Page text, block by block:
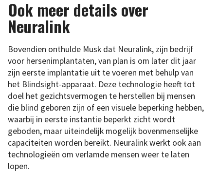
Ook meer details over
Neuralink
Bovendien onthulde Musk dat Neuralink, zijn bedrijf
voor hersenimplantaten, van plan is om later dit jaar
zijn eerste implantatie uit te voeren met behulp van
het Blindsight-apparaat. Deze technologie heeft tot
doel het gezichtsvermogen te herstellen bij mensen
die blind geboren zijn of een visuele beperking hebben,
waarbij in eerste instantie beperkt zicht wordt
geboden, maar uiteindelijk mogelijk bovenmenselijke
capaciteiten worden bereikt. Neuralink werkt ook aan
technologieën om verlamde mensen weer te laten
lopen.